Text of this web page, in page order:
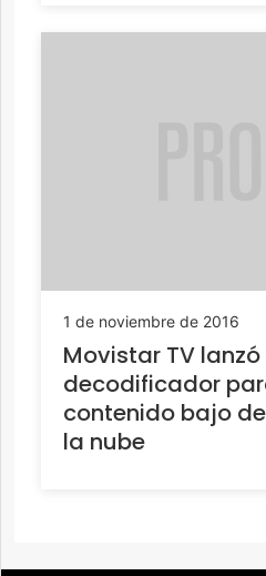
1 de noviembre de 2016
Movistar TV
decodificador
contenido bajo
la nube